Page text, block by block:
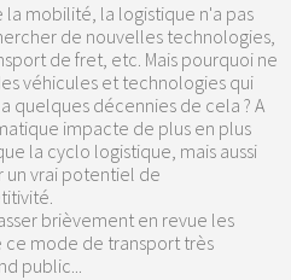
la mobilité, la logistique n'a pas
de nouvelles technologies,
de fret, etc. Mais pourquoi ne
véhicules et technologies qui
quelques décennies de cela ? A
impacte de plus en plus
la cyclo logistique, mais aussi
un vrai potentiel de
brièvement en revue les
ce mode de transport très
public...